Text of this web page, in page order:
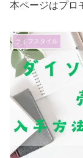
本ページはプロ
ライフスタイル